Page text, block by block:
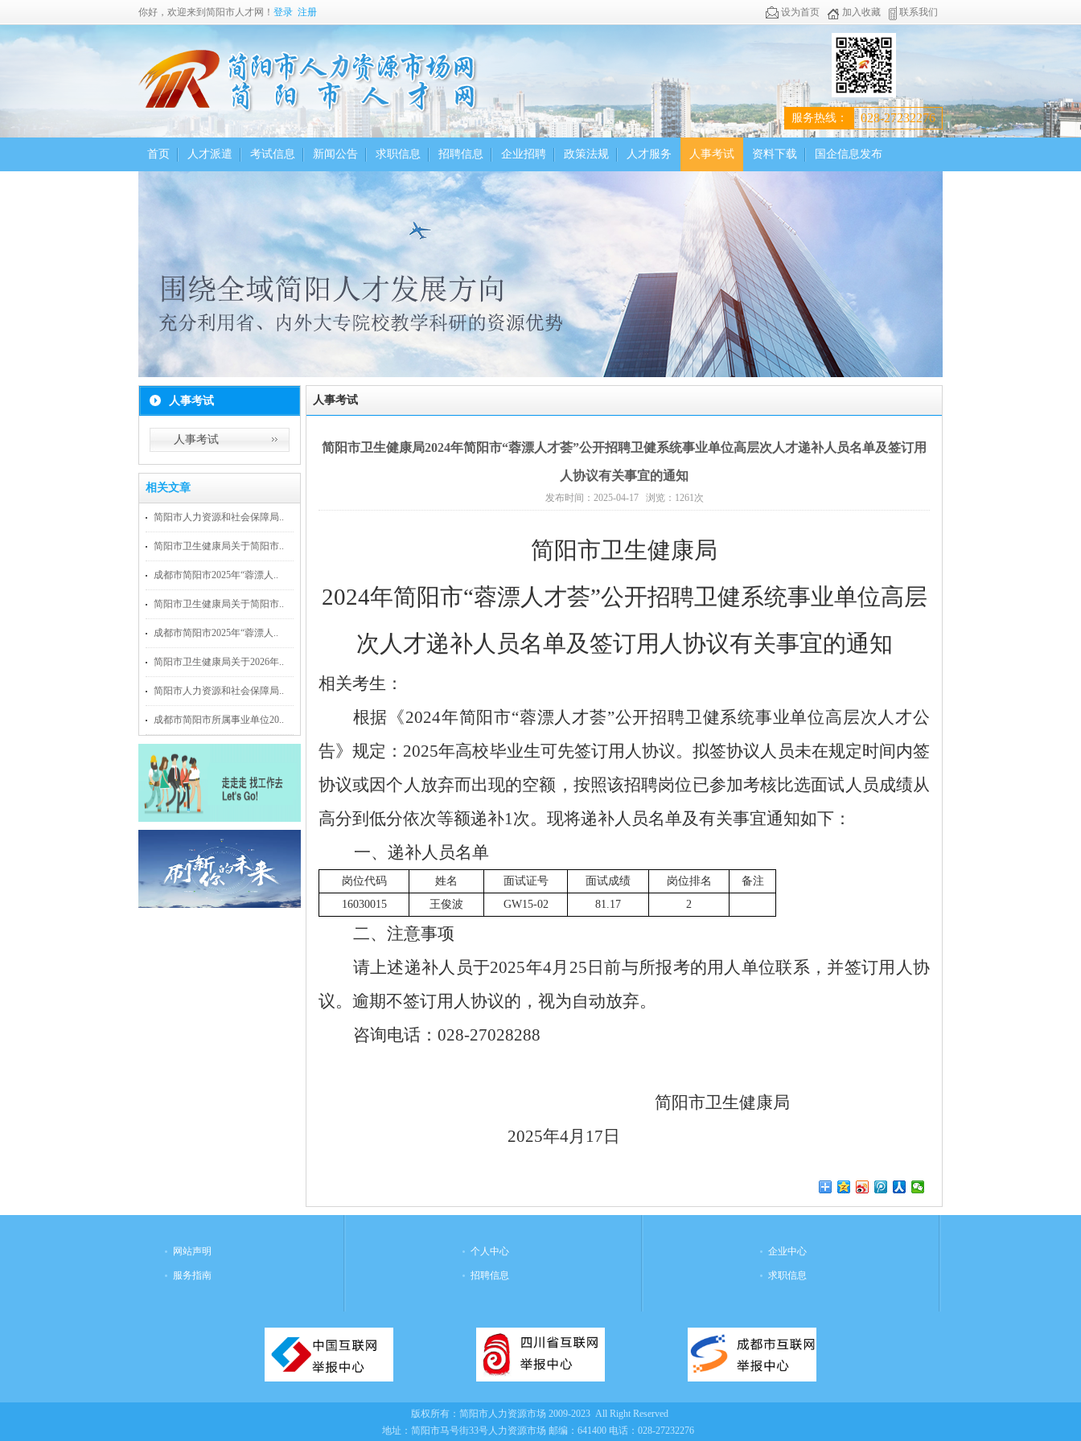
设为首页 加入收藏 联系我们
你好，欢迎来到简阳市人才网！ 登录 注册
服务热线： 028-27232276
首页 人才派遣 考试信息 新闻公告 求职信息 招聘信息 企业招聘 政策法规 人才服务 人事考试 资料下载 国企信息发布
人事考试
人事考试
相关文章
简阳市人力资源和社会保障局..
简阳市卫生健康局关于简阳市..
成都市简阳市2025年“蓉漂人..
简阳市卫生健康局关于简阳市..
成都市简阳市2025年“蓉漂人..
简阳市卫生健康局关于2026年..
简阳市人力资源和社会保障局..
成都市简阳市所属事业单位20..
人事考试
简阳市卫生健康局2024年简阳市“蓉漂人才荟”公开招聘卫健系统事业单位高层次人才递补人员名单及签订用
人协议有关事宜的通知
发布时间：2025-04-17 浏览： 1261次
简阳市卫生健康局
2024年简阳市“蓉漂人才荟”公开招聘卫健系统事业单位高层
次人才递补人员名单及签订用人协议有关事宜的通知
相关考生：
根据《2024年简阳市“蓉漂人才荟”公开招聘卫健系统事业单位高层次人才公
告》规定： 2025年高校毕业生可先签订用人协议。拟签协议人员未在规定时间内签
协议或因个人放弃而出现的空额，按照该招聘岗位已参加考核比选面试人员成绩从
高分到低分依次等额递补1次。现将递补人员名单及有关事宜通知如下：
一、递补人员名单
岗位代码 姓名 面试证号 面试成绩 岗位排名
备注
16030015
王俊波 GW15-02 81.17 2
二、注意事项
请上述递补人员于2025年4月 25 日前与所报考的用人单位联系，并签订用人协
议。逾期不签订用人协议的，视为自动放弃。
咨询电话： 028-27028288
简阳市卫生健康局
2025年4月 17 日
网站声明
服务指南
个人中心
招聘信息
企业中心
求职信息
版权所有： 简阳市人力资源市场 2009-2023 All Right Reserved
地址：简阳市马号街33号人力资源市场 邮编：641400 电话：028-27232276